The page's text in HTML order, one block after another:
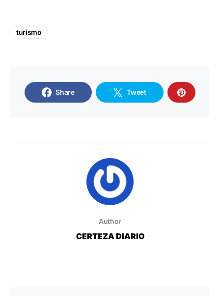
turismo
Share Tweet
Author
CERTEZA DIARIO